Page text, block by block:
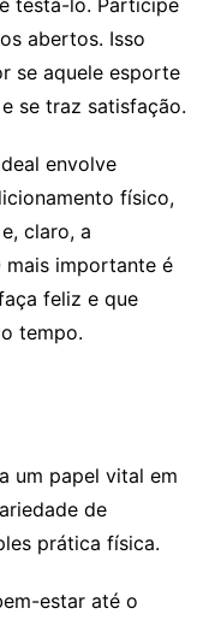
abertos. Isso
se aquele esporte
se traz satisfação.
envolve
físico,
claro, a
mais importante é
feliz e que
tempo.
um papel vital em
de
prática física.
estar até o